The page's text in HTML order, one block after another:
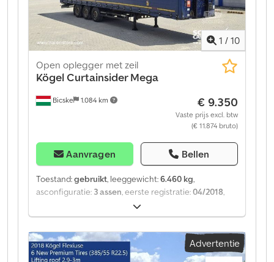
1 / 10
Bicske 1.084 km
Open oplegger met zeil
KögelCurtainsider Mega
€ 9.350
Vaste prijs excl. btw
(€ 11.874 bruto)
Aanvragen Bellen
Toestand:gebruikt, leeggewicht:6.460 kg,
asconfiguratie: 3 assen , eerste registratie:04/2018
, soort overbrenging:
Ledig gewicht: 6460 kg. Bekijk een overzicht van alle
beschikbare voertuigen op onze website. Financiering
nodig? Wij bieden individuele
financieringsoplossingen, full-service contracten en
Advertentie